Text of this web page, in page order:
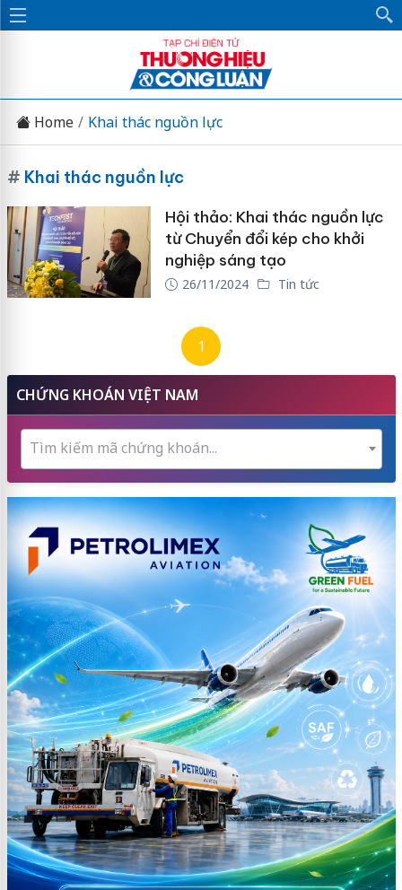
Home Khai thác nguồn lực
# Khai thác nguồn lực
Hội thảo: Khai thác nguồn lực
từ Chuyển đổi kép cho khởi
nghiệp sáng tạo
26/11/2024 Tin tức
1
CHỨNG KHOÁN VIỆT NAM
Tìm kiếm mã chứng khoán...